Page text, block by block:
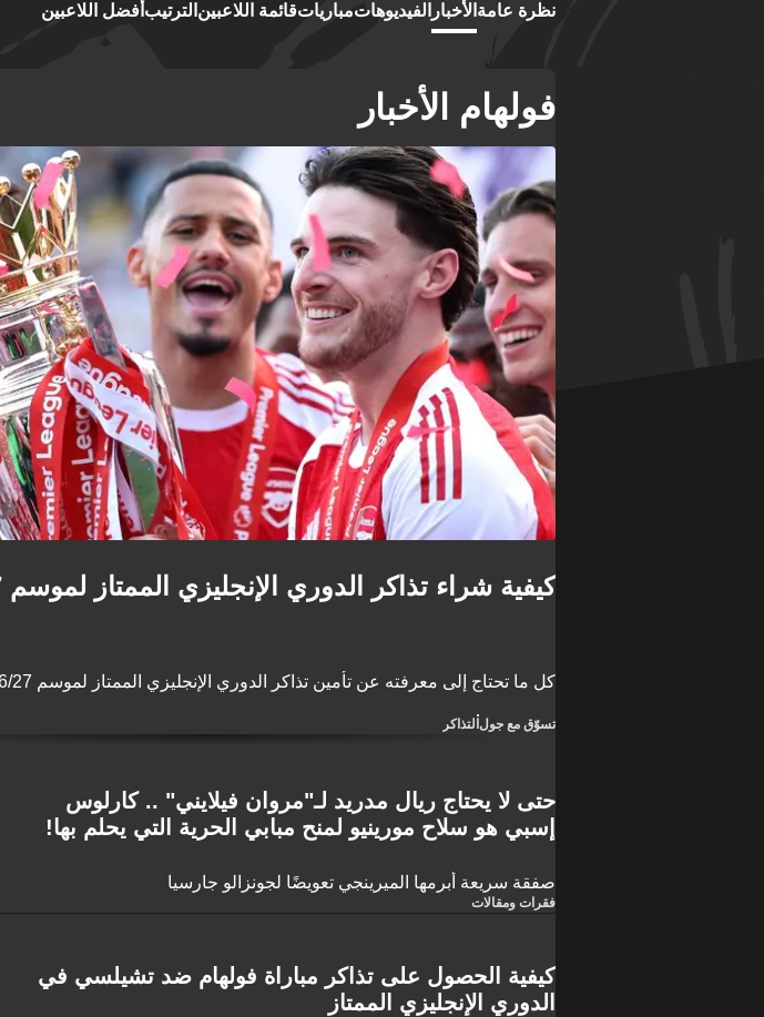
نظرة عامة الأخبار الفيديوهاتمبارياتقائمة اللاعبين الترتيب أفضل اللاعبين
فولهام الأخبار
كيفية شراء تذاكر الدوري الإنجليزي الممتاز لموسم 2026/27
كل ما تحتاج إلى معرفته عن تأمين تذاكر الدوري الإنجليزي الممتاز لموسم 2026/27
تسوّق مع جول التذاكر
حتى لا يحتاج ريال مدريد لـ"مروان فيلايني" .. كارلوس
إسبي هو سلاح مورينيو لمنح مبابي الحرية التي يحلم بها!
صفقة سريعة أبرمها الميرينجي تعويضًا لجونزالو جارسيا
فقرات ومقالات
كيفية الحصول على تذاكر مباراة فولهام ضد تشيلسي في
الدوري الإنجليزي الممتاز